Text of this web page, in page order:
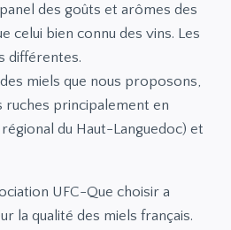
des goûts et arômes des
celui bien connu des vins. Les
différentes.
miels que nous proposons,
ruches principalement en
du Haut-Languedoc) et
UFC-Que choisir a
la qualité des miels français.